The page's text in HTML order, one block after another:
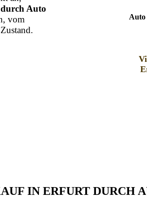
Auto
vom
Auto
IN ERFURT DURCH